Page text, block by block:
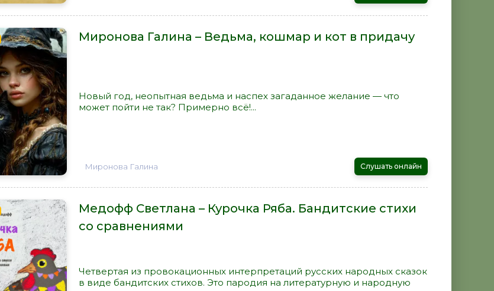
Миронова Галина – Ведьма, кошмар и кот в придачу
Новый год, неопытная ведьма и наспех загаданное желание — что
может пойти не так? Примерно всё!...
Миронова Галина Слушать онлайн
Медофф Светлана – Курочка Ряба. Бандитские стихи
со сравнениями
Четвертая из провокационных интерпретаций русских народных сказок
в виде бандитских стихов. Это пародия на литературную и народную